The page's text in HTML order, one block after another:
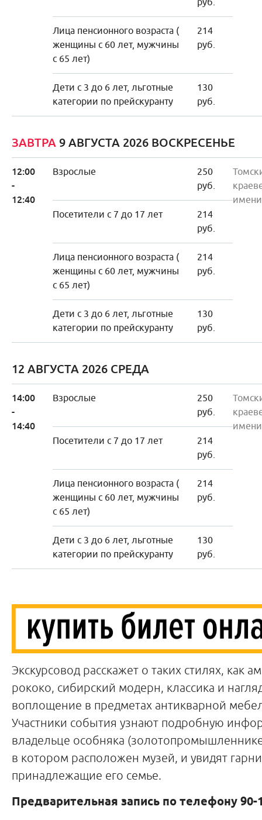
Лица пенсионного возраста (
женщины с 60 лет, мужчины
с 65 лет)
214
руб.
Дети с 3 до 6 лет, льготные
категории по прейскуранту
130
руб.
ЗАВТРА 9 АВГУСТА 2026 ВОСКРЕСЕНЬЕ
12:00
-
12:40
Взрослые
250
руб.
Посетители с 7 до 17 лет
214
руб.
Лица пенсионного возраста (
женщины с 60 лет, мужчины
с 65 лет)
214
руб.
Дети с 3 до 6 лет, льготные
категории по прейскуранту
130
руб.
12 АВГУСТА 2026 СРЕДА
14:00
-
14:40
Взрослые
250
руб.
Посетители с 7 до 17 лет
214
руб.
Лица пенсионного возраста (
женщины с 60 лет, мужчины
с 65 лет)
214
руб.
Дети с 3 до 6 лет, льготные
категории по прейскуранту
130
руб.
Экскурсовод расскажет о таких стилях, как
рококо, сибирский модерн, классика и
воплощение в предметах антикварной
Участники события узнают подробную
владельце особняка
в котором расположен музей, и увидят
принадлежащие его семье.
Предварительная запись по телефону 90-